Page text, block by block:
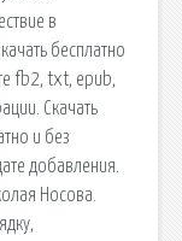
в
бесплатно
fb2, txt, epub,
Скачать
и без
добавления.
Носова.